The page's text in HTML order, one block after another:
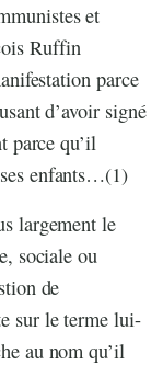
et
Ruffin
parce
d’avoir signé
parce qu’il
enfants…(1)
largement le
sociale ou
de
sur le terme lui-
au nom qu’il